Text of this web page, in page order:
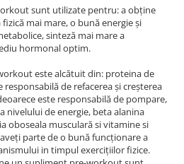
sunt utilizate pentru: a obține
mai mare, o bună energie și
sinteză mai mare a
hormonal optim.
este alcătuit din: proteina de
responsabilă de refacerea și creșterea
este responsabilă de pompare,
nivelului de energie, beta alanina
oboseala musculară si vitamine si
parte de o bună funcționare a
in timpul exercițiilor fizice.